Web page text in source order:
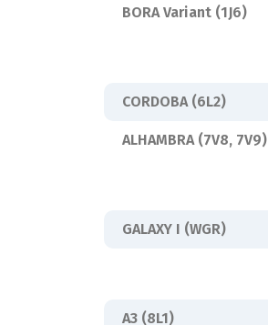
BORA Variant (1J6)
CORDOBA (6L2)
ALHAMBRA (7V8, 7V9)
GALAXY I (WGR)
A3 (8L1)